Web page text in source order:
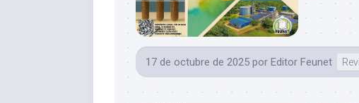
17 de octubre de 2025 por Editor Feunet